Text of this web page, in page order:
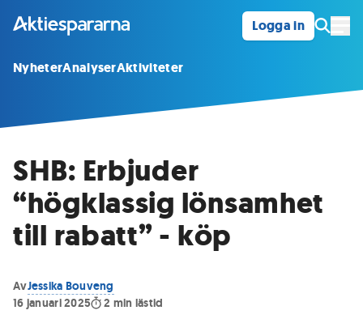
Logga in
NyheterAnalyserAktiviteter
SHB: Erbjuder
“högklassig lönsamhet
till rabatt” - köp
AvJessika Bouveng
16 januari 2025
2 min lästid